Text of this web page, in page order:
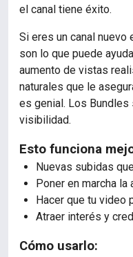
el canal tiene éxito.
Si eres un canal nuevo
son lo que puede
aumento de vistas
naturales que le
es genial. Los
visibilidad.
Esto funciona
Nuevas subidas
Poner en marcha
Hacer que tu video
Atraer interés y
Cómo usarlo: